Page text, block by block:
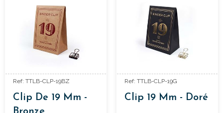
Ref: TTLB-CLP-19BZ
Clip De 19 Mm -
Ref: TTLB-CLP-19G
Clip 19 Mm - Doré